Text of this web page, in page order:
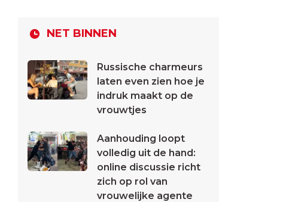
NET BINNEN
Russische charmeurs
laten even zien hoe je
indruk maakt op de
vrouwtjes
Aanhouding loopt
volledig uit de hand:
online discussie richt
zich op rol van
vrouwelijke agente